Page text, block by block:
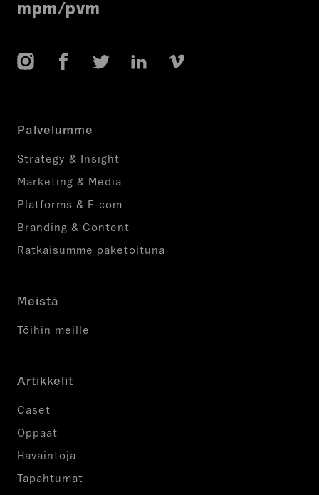
mpm/pvm
InstagramFacebookTwitter LinkedIn
Palvelumme
Strategy & Insight
Marketing & Media
Platforms & E-com
Branding & Content
Ratkaisumme paketoituna
Meistä
Töihin meille
Artikkelit
Caset
Oppaat
Havaintoja
Tapahtumat